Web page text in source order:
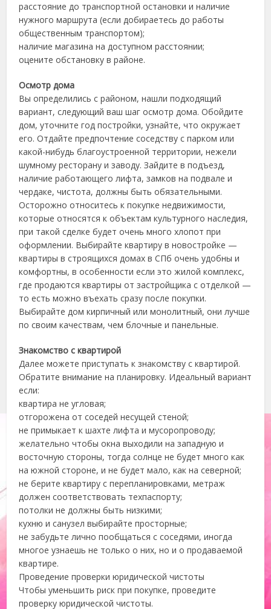
расстояние до транспортной остановки и наличие
нужного маршрута (если добираетесь до работы
общественным транспортом);
наличие магазина на доступном расстоянии;
оцените обстановку в районе.
Осмотр дома
Вы определились с районом, нашли подходящий
вариант, следующий ваш шаг осмотр дома. Обойдите
дом, уточните год постройки, узнайте, что окружает
его. Отдайте предпочтение соседству с парком или
какой-нибудь благоустроенной территории, нежели
шумному ресторану и заводу. Зайдите в подъезд,
наличие работающего лифта, замков на подвале и
чердаке, чистота, должны быть обязательными.
Осторожно относитесь к покупке недвижимости,
которые относятся к объектам культурного наследия,
при такой сделке будет очень много хлопот при
оформлении. Выбирайте квартиру в новостройке —
квартиры в строящихся домах в СПб очень удобны и
комфортны, в особенности если это жилой комплекс,
где продаются квартиры от застройщика с отделкой —
то есть можно въехать сразу после покупки.
Выбирайте дом кирпичный или монолитный, они лучше
по своим качествам, чем блочные и панельные.
Знакомство с квартирой
Далее можете приступать к знакомству с квартирой.
Обратите внимание на планировку. Идеальный вариант
если:
квартира не угловая;
отгорожена от соседей несущей стеной;
не примыкает к шахте лифта и мусоропроводу;
желательно чтобы окна выходили на западную и
восточную стороны, тогда солнце не будет много как
на южной стороне, и не будет мало, как на северной;
не берите квартиру с перепланировками, метраж
должен соответствовать техпаспорту;
потолки не должны быть низкими;
кухню и санузел выбирайте просторные;
не забудьте лично пообщаться с соседями, иногда
многое узнаешь не только о них, но и о продаваемой
квартире.
Проведение проверки юридической чистоты
Чтобы уменьшить риск при покупке, проведите
проверку юридической чистоты.